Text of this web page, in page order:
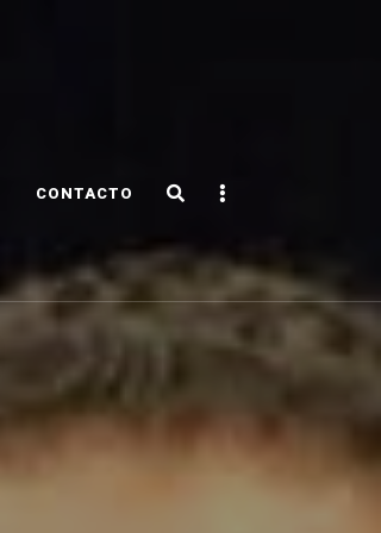
CONTACTO SearchSidebar